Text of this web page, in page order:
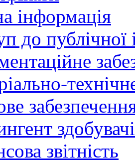
інформація
до публічної
звітність